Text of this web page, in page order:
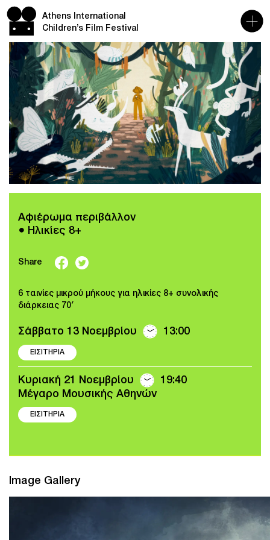
Athens International
Children’s Film Festival
Αφιέρωμα περιβάλλον
● Ηλικίες 8+
Share
6 ταινίες μικρού μήκους για ηλικίες 8+ συνολικής
διάρκειας 70′
Σάββατο 13 Νοεμβρίου 13:00
ΕΙΣΙΤΗΡΙΑ
Κυριακή 21 Νοεμβρίου
19:40
Μέγαρο Μουσικής Αθηνών
ΕΙΣΙΤΗΡΙΑ
Image Gallery